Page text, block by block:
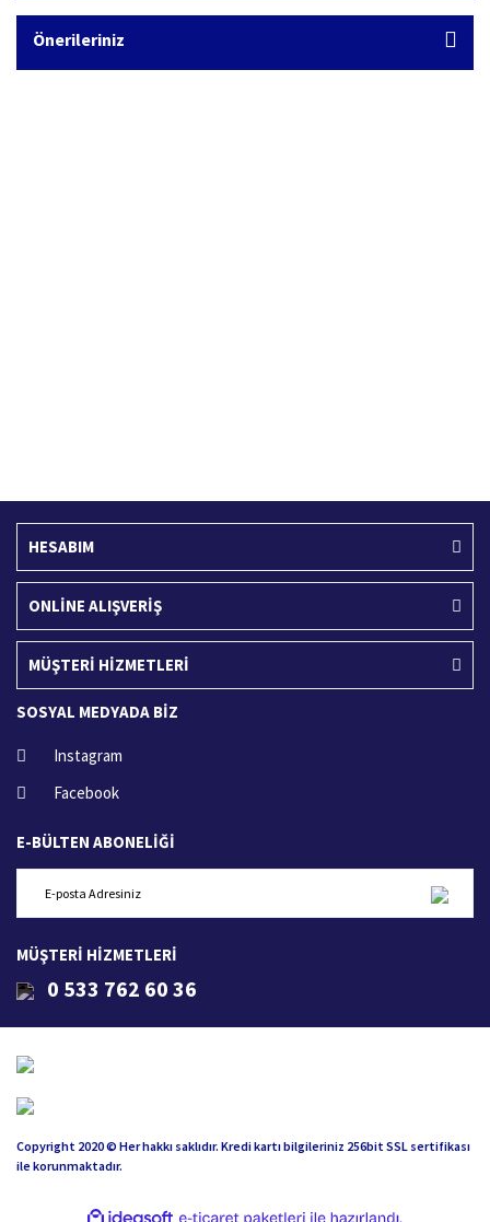
Önerileriniz
HESABIM
ONLİNE ALIŞVERİŞ
MÜŞTERİ HİZMETLERİ
SOSYAL MEDYADA BİZ
Instagram
Facebook
E-BÜLTEN ABONELİĞİ
MÜŞTERİ HİZMETLERİ
0 533 762 60 36
Copyright 2020 © Her hakkı saklıdır. Kredi kartı bilgileriniz 256bit SSL sertifikası
ile korunmaktadır.
ideasoft e-